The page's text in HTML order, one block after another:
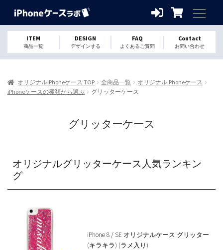
ITEM
商品一覧
DESIGN
デザインする
FAQ
よくあるご質問
Contact
お問い合わせ
オリジナルiPhoneケース TOP 全商品一覧
オリジナルiPhoneケース
iPhoneケースの種類から選ぶ
グリッターケース
グリッターケース
オリジナルグリッターケース人気ランキン
グ
iPhone 8 / SE オリジナルケース グリッター
(キラキラ) (ラメ入り)